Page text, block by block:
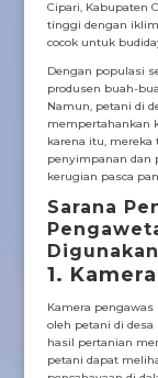
Cipari, Kabupaten
tinggi dengan
cocok untuk
Dengan populasi
produsen buah-
Namun, petani di
mempertahankan
karena itu,
penyimpanan dan
kerugian pasca
Sarana
1.
Kamera
oleh petani di
hasil pertanian
petani dapat